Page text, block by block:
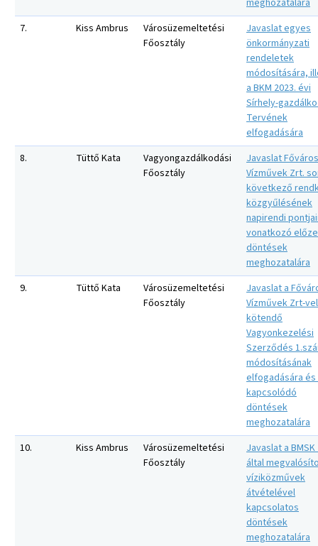
meghozatalára
7.
Kiss Ambrus
Városüzemeltetési
Főosztály
Javaslat egyes
önkormányzati
rendeletek
módosítására,
a BKM 2023. évi
Sírhely-
Tervének
elfogadására
8.
Tüttő Kata
Vagyongazdálkodási
Főosztály
Javaslat
Vízművek Zrt.
következő
közgyűlésének
napirendi
vonatkozó
döntések
meghozatalára
9.
Tüttő Kata
Városüzemeltetési
Főosztály
Javaslat a
Vízművek Zrt-vel
kötendő
Vagyonkezelési
Szerződés
módosításának
elfogadására és
kapcsolódó
döntések
meghozatalára
10.
Kiss Ambrus
Városüzemeltetési
Főosztály
Javaslat a
által
víziközművek
átvételével
kapcsolatos
döntések
meghozatalára